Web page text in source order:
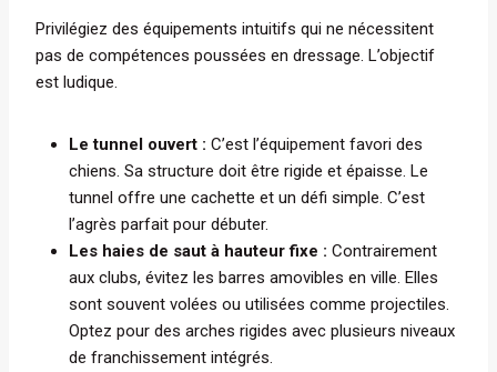
Privilégiez des équipements intuitifs qui ne nécessitent
pas de compétences poussées en dressage. L’objectif
est ludique.
Le tunnel ouvert : C’est l’équipement favori des
chiens. Sa structure doit être rigide et épaisse. Le
tunnel offre une cachette et un défi simple. C’est
l’agrès parfait pour débuter.
Les haies de saut à hauteur fixe : Contrairement
aux clubs, évitez les barres amovibles en ville. Elles
sont souvent volées ou utilisées comme projectiles.
Optez pour des arches rigides avec plusieurs niveaux
de franchissement intégrés.